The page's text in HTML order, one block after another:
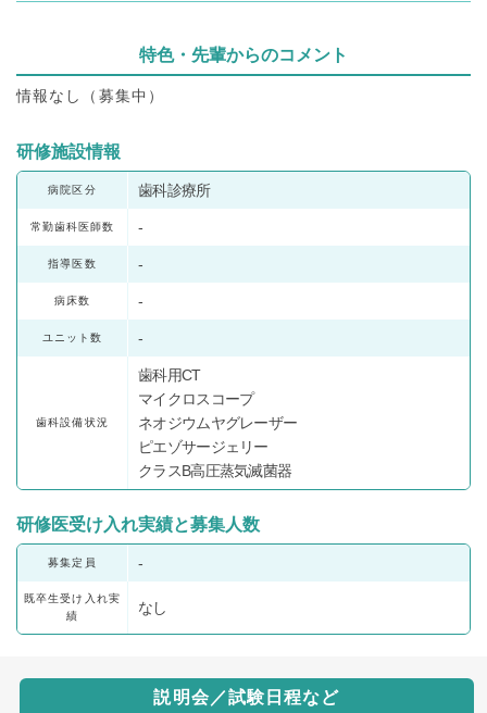
特色・先輩からのコメント
情報なし（募集中）
研修施設情報
病院区分 歯科診療所
常勤歯科医師数 -
指導医数 -
病床数 -
ユニット数 -
歯科設備状況
歯科用CT
マイクロスコープ
ネオジウムヤグレーザー
ピエゾサージェリー
クラスB高圧蒸気滅菌器
研修医受け入れ実績と募集人数
募集定員 -
既卒生受け入れ実
績
なし
説明会／試験日程など